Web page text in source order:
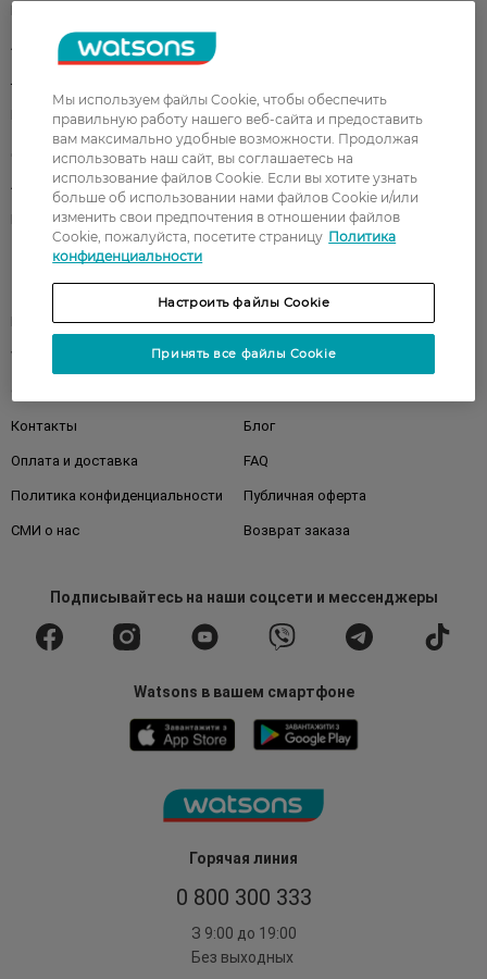
Горячая линия
0 800 300 333
З 9:00 до 19:00
Без выходных
Акции
Лицо
Подарки Детям
Аксессуары Дерматокосметика
Бренды
Клиентам
Правила и условия Магазины
Watsons Club Подарочные сертификаты
Контакты Блог
Оплата и доставка FAQ
Политика конфиденциальности Публичная оферта
СМИ о нас Возврат заказа
Подписывайтесьна наши соцсети и мессенджеры
Watsons в вашем смартфоне
Мы используем файлы Cookie, чтобы обеспечить
правильную работу нашего веб-сайта и предоставить
вам максимально удобные возможности. Продолжая
использовать наш сайт, вы соглашаетесь на
использование файлов Cookie. Если вы хотите узнать
больше об использовании нами файлов Cookie и/или
изменить свои предпочтения в отношении файлов
Cookie, пожалуйста, посетите страницу Политика
конфиденциальности
Настроить файлы Cookie
Принять все файлы Cookie